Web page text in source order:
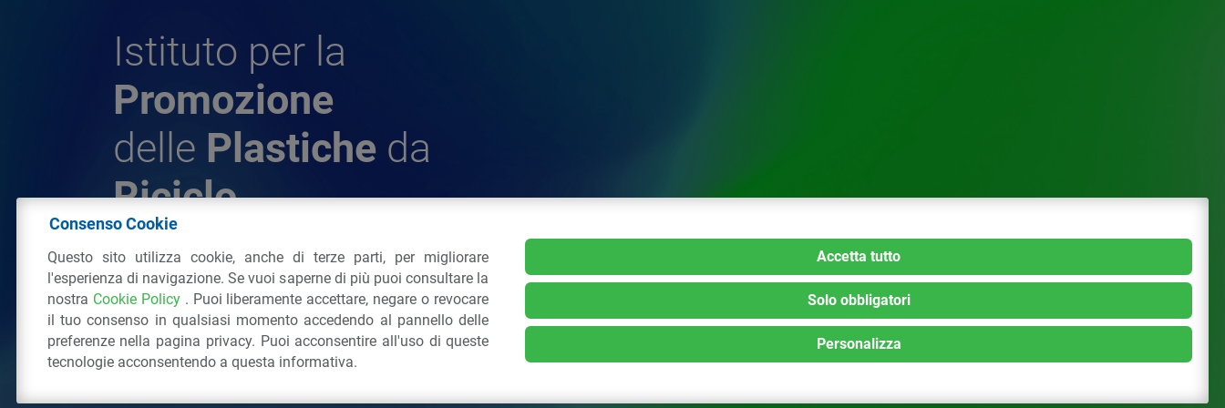
Istituto per la
Promozione
delle Plastiche da
Riciclo
© 2026 - IPPR Istituto per la Promozione delle Plastiche
da Riciclo
C.F. 97381090154
Via San Vittore 3620123 Milano(MI) Tel.: 02 43928225.
Tutti i diritti riservatiPrivacy Policy
Consenso Cookie
Questo sito utilizza cookie, anche di terze parti, per migliorare
l'esperienza di navigazione. Se vuoi saperne di più puoi consultare la
nostra Cookie Policy . Puoi liberamente accettare, negare o revocare
il tuo consenso in qualsiasi momento accedendo al pannello delle
preferenze nella pagina privacy. Puoi acconsentire all'uso di queste
tecnologie acconsentendo a questa informativa.
Accetta tutto
Solo obbligatori
Personalizza